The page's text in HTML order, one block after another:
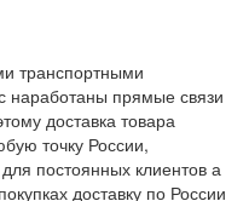
транспортными
наработаны прямые связи
доставка товара
точку России,
постоянных клиентов а
доставку по России